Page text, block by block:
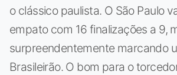
o clássico paulista. O São Paulo
empato com 16 finalizações a 9,
surpreendentemente marcando
Brasileirão. O bom para o